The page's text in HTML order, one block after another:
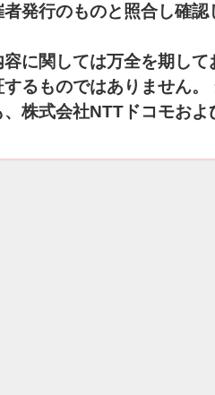
発行のものと照合し確認
に関しては万全を期して
るものではありません。
株式会社NTTドコモおよ